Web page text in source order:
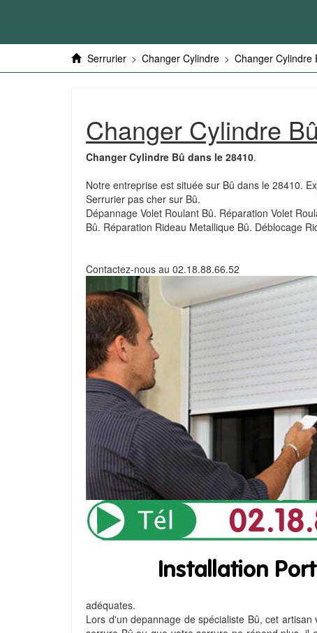
Serrurier > Changer Cylindre > Changer Cylindre
Changer Cylindre
Changer Cylindre Bû dans le 28410.
Notre entreprise est située sur Bû dans le 28410.
Serrurier pas cher sur Bû.
Dépannage Volet Roulant Bû. Réparation Volet
Bû. Réparation Rideau Metallique Bû. Déblocage
Contactez-nous au 02.18.88.66.52
adéquates.
Lors d'un depannage de spécialiste Bû, cet